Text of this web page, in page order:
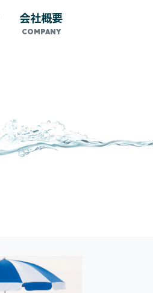
会社概要